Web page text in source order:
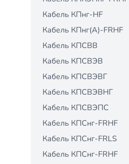
Кабель КПнг-HF
Кабель КПнг(А)-FRHF
Кабель КПСВВ
Кабель КПСВЭВ
Кабель КПСВЭВГ
Кабель КПСВЭВНГ
Кабель КПСВЭПС
Кабель КПСнг-FRHF
Кабель КПСнг-FRLS
Кабель КПСнг-FRНF